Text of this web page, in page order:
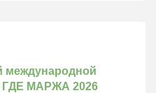
международной
ГДЕ МАРЖА 2026